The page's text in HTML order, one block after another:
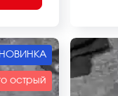
НОВИНКА
острый